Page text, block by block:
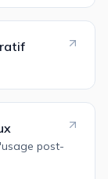
post-